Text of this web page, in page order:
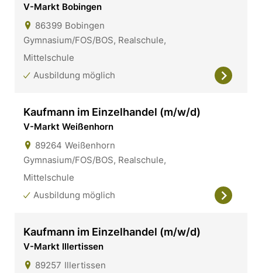
V-Markt Bobingen
86399 Bobingen
Gymnasium/FOS/BOS, Realschule,
Mittelschule
Ausbildung möglich
Kaufmann im Einzelhandel (m/w/d)
V-Markt Weißenhorn
89264 Weißenhorn
Gymnasium/FOS/BOS, Realschule,
Mittelschule
Ausbildung möglich
Kaufmann im Einzelhandel (m/w/d)
V-Markt Illertissen
89257 Illertissen